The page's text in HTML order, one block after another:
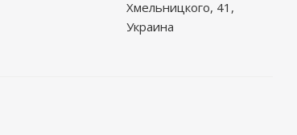
Хмельницкого, 41,
Украина